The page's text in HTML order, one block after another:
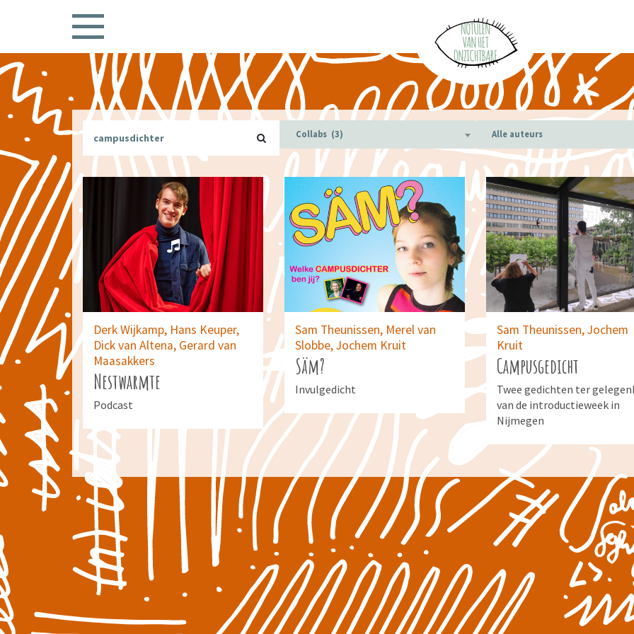
Collabs (3) Alle auteurs
Derk Wijkamp, Hans Keuper,
Dick van Altena, Gerard van
Maasakkers
Nestwarmte
Podcast
Radboud Universiteit in gesprek met
zijn muzikale helden
Sam Theunissen, Merel van
Slobbe,Jochem Kruit
Säm?
Invulgedicht
Campusdichterglossy
Sam Theunissen,Jochem
Kruit
Campusgedicht
Twee gedichten ter
van de introductieweek in
Nijmegen